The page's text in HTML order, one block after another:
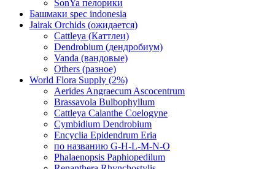
SonYa пелорики
Башмаки spec indonesia
Jairak Orchids (ожидается)
Cattleya (Каттлеи)
Dendrobium (дендробиум)
Vanda (вандовые)
Others (разное)
World Flora Supply (2%)
Aerides Angraecum Ascocentrum
Brassavola Bulbophyllum
Cattleya Calanthe Coelogyne
Cymbidium Dendrobium
Encyclia Epidendrum Eria
по названию G-H-L-M-N-O
Phalaenopsis Paphiopedilum